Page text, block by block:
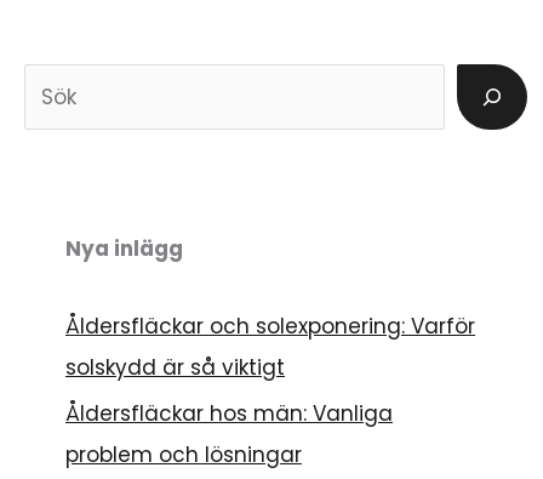
ö
Nya inlägg
Åldersfläckar och solexponering: Varför
solskydd är så viktigt
Åldersfläckar hos män: Vanliga
problem och lösningar